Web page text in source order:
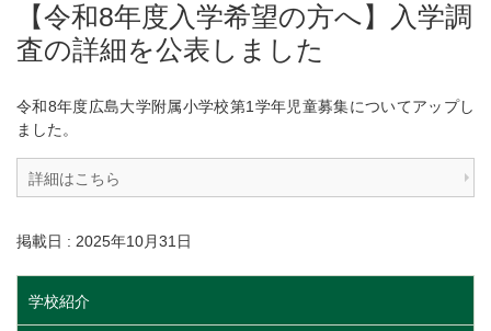
【令和8年度入学希望の方へ】入学調
査の詳細を公表しました
令和8年度広島大学附属小学校第1学年児童募集についてアップし
ました。
詳細はこちら
掲載日 : 2025年10月31日
学校紹介